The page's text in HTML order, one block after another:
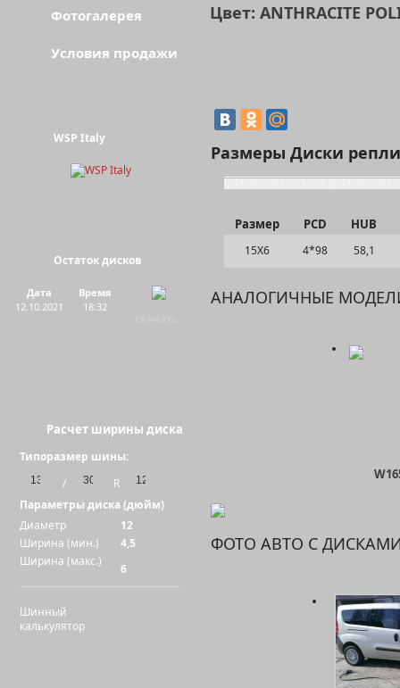
Цвет: ANTHRACITE
Размеры Диски
Размер PCD HUB
15Х6 4*98 58,1
АНАЛОГИЧНЫЕ
W158 500
ФОТО АВТО С
Фотогалерея
Условия продажи
WSP Italy
Остаток дисков
Дата
12.10.2021
Время
18:32
Расчет ширины диска
Типоразмер шины:
/
R
Параметры диска (дюйм)
Диаметр
12
Ширина (мин.)
4,5
Ширина (макс.)
6
Шинный
калькулятор